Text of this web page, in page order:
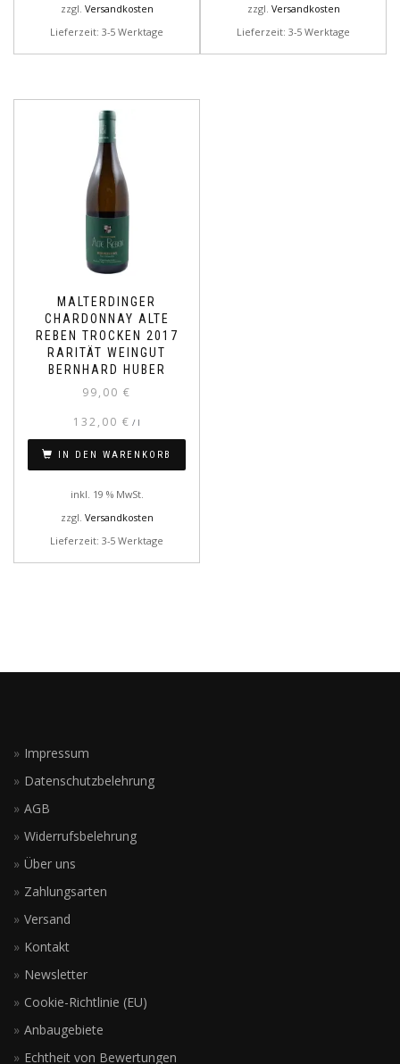
zzgl. Versandkosten
Lieferzeit: 3-5 Werktage
zzgl. Versandkosten
Lieferzeit: 3-5 Werktage
MALTERDINGER
CHARDONNAY ALTE
REBEN TROCKEN 2017
RARITÄT WEINGUT
BERNHARD HUBER
99,00 €
132,00 € / l
IN DEN WARENKORB
inkl. 19 % MwSt.
zzgl. Versandkosten
Lieferzeit: 3-5 Werktage
Impressum
Datenschutzbelehrung
AGB
Widerrufsbelehrung
Über uns
Zahlungsarten
Versand
Kontakt
Newsletter
Cookie-Richtlinie (EU)
Anbaugebiete
Echtheit von Bewertungen